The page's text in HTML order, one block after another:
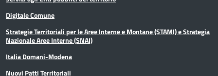
Digitale Comune
Strategie Territoriali per le Aree Interne e Montane (STAMI) e Strategia
Nazionale Aree Interne (SNAI)
Italia Domani-Modena
Nuovi Patti Territoriali